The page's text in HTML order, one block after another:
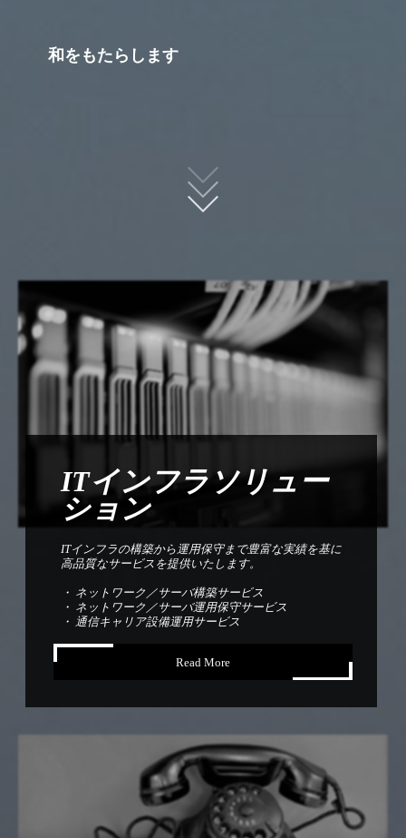
和をもたらします
ITインフラソリュー
ション
ITインフラの構築から運用保守まで豊富な実績を基に
高品質なサービスを提供いたします。
・ ネットワーク／サーバ構築サービス
・ ネットワーク／サーバ運用保守サービス
・ 通信キャリア設備運用サービス
Read More